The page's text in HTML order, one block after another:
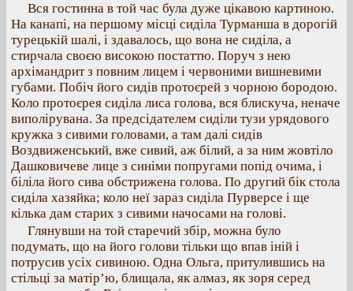
Вся гостинна в той час була дуже цікавою картиною.
На канапі, на першому місці сиділа Турманша в дорогій
турецькій шалі, і здавалось, що вона не сиділа, а
стирчала своєю високою постаттю. Поруч з нею
архімандрит з повним лицем і червоними вишневими
губами. Побіч його сидів протоєрей з чорною бородою.
Коло протоєрея сиділа лиса голова, вся блискуча, неначе
виполірувана. За предсідателем сиділи тузи урядового
кружка з сивими головами, а там далі сидів
Воздвиженський, вже сивий, аж білий, а за ним жовтіло
Дашковичеве лице з синіми попругами попід очима, і
біліла його сива обстрижена голова. По другий бік стола
сиділа хазяйка; коло неї зараз сиділа Пурверсе і ще
кілька дам старих з сивими начосами на голові.
Глянувши на той старечий збір, можна було
подумать, що на його голови тільки що впав іній і
потрусив усіх сивиною. Одна Ольга, притулившись на
стільці за матір’ю, блищала, як алмаз, як зоря серед